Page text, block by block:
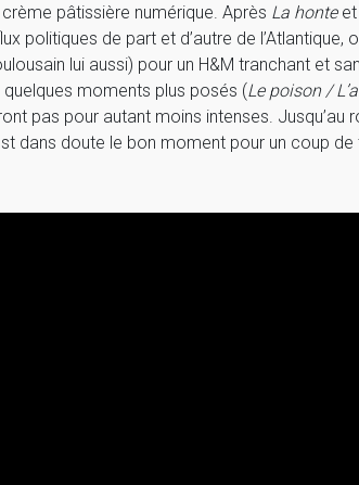
pâtissière numérique. Après La honteet
politiques de part et d’autre de
lui aussi) pour un H&M tranchant et
quelques moments plus posés (Le poison /
pas pour autant moins intenses. Jusqu’au
dans doute le bon moment pour un coup